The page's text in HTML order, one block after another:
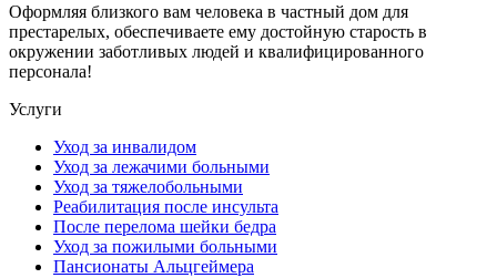
Оформляя близкого вам человека в частный дом для
престарелых, обеспечиваете ему достойную старость в
окружении заботливых людей и квалифицированного
персонала!
Услуги
Уход за инвалидом
Уход за лежачими больными
Уход за тяжелобольными
Реабилитация после инсульта
После перелома шейки бедра
Уход за пожилыми больными
Пансионаты Альцгеймера